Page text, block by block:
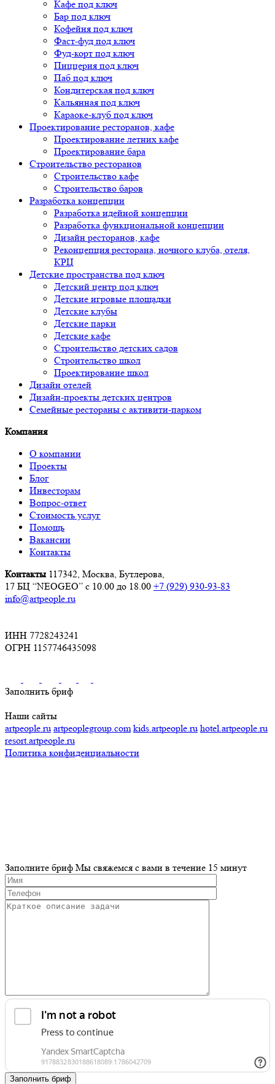
Кафе под ключ
Бар под ключ
Кофейня под ключ
Фаст-фуд под ключ
Фуд-корт под ключ
Пиццерия под ключ
Паб под ключ
Кондитерская под ключ
Кальянная под ключ
Караоке-клуб под ключ
Проектирование ресторанов, кафе
Проектирование летних кафе
Проектирование бара
Строительство ресторанов
Строительство кафе
Строительство баров
Разработка концепции
Разработка идейной концепции
Разработка функциональной концепции
Дизайн ресторанов, кафе
Реконцепция ресторана, ночного клуба, отеля,
КРЦ
Детские пространства под ключ
Детский центр под ключ
Детские игровые площадки
Детские клубы
Детские парки
Детские кафе
Строительство детских садов
Строительство школ
Проектирование школ
Дизайн отелей
Дизайн-проекты детских центров
Семейные рестораны с активити-парком
Компания
О компании
Проекты
Блог
Инвесторам
Вопрос-ответ
Стоимость услуг
Помощь
Вакансии
Контакты
Контакты 117342, Москва, Бутлерова,
17 БЦ “NEOGEO” с 10.00 до 18.00 +7 (929) 930-93-83
info@artpeople.ru
ИНН 7728243241
ОГРН 1157746435098
Заполнить бриф
Наши сайты
artpeople.ru artpeoplegroup.com kids.artpeople.ru hotel.artpeople.ru
resort.artpeople.ru
Политика конфиденциальности
Заполните бриф Мы свяжемся с вами в течение 15 минут
Заполнить бриф